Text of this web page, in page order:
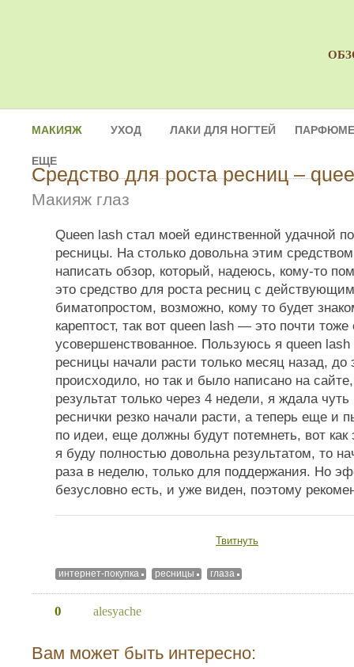
МАКИЯЖ УХОД ЛАКИ ДЛЯ НОГТЕЙ
ЕЩЕ
Средство для роста ресниц –
Макияж глаз
Queen lash стал моей единственной удачной
ресницы. На столько довольна этим
написать обзор, который, надеюсь, кому-то
это средство для роста ресниц с
биматопростом, возможно, кому то будет
карептост, так вот queen lash — это почти тоже
усовершенствованное. Пользуюсь я queen
ресницы начали расти только месяц назад, до
происходило, но так и было написано на
результат только через 4 недели, я ждала
реснички резко начали расти, а теперь еще и
по идеи, еще должны будут потемнеть, вот как
я буду полностью довольна результатом, то
раза в неделю, только для поддержания. Но
безусловно есть, и уже виден, поэтому
Твитнуть
интернет-покупка ресницы глаза
0 alesyache
Вам может быть интересно: